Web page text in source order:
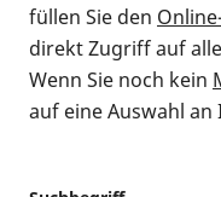
füllen Sie den
direkt Zugriff auf
Wenn Sie noch kein
auf eine Auswahl